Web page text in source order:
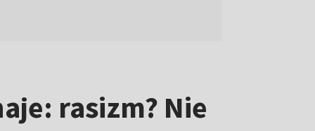
rasizm? Nie